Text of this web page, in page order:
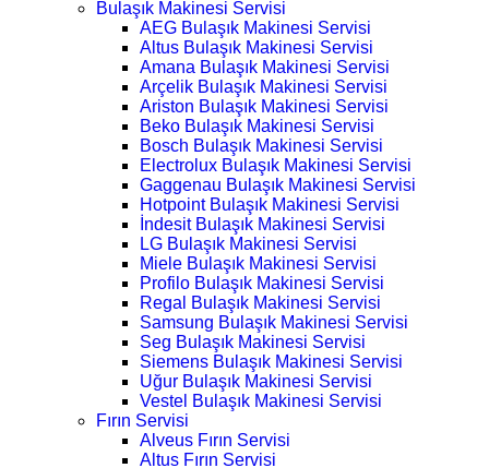
Bulaşık Makinesi Servisi
AEG Bulaşık Makinesi Servisi
Altus Bulaşık Makinesi Servisi
Amana Bulaşık Makinesi Servisi
Arçelik Bulaşık Makinesi Servisi
Ariston Bulaşık Makinesi Servisi
Beko Bulaşık Makinesi Servisi
Bosch Bulaşık Makinesi Servisi
Electrolux Bulaşık Makinesi Servisi
Gaggenau Bulaşık Makinesi Servisi
Hotpoint Bulaşık Makinesi Servisi
İndesit Bulaşık Makinesi Servisi
LG Bulaşık Makinesi Servisi
Miele Bulaşık Makinesi Servisi
Profilo Bulaşık Makinesi Servisi
Regal Bulaşık Makinesi Servisi
Samsung Bulaşık Makinesi Servisi
Seg Bulaşık Makinesi Servisi
Siemens Bulaşık Makinesi Servisi
Uğur Bulaşık Makinesi Servisi
Vestel Bulaşık Makinesi Servisi
Fırın Servisi
Alveus Fırın Servisi
Altus Fırın Servisi